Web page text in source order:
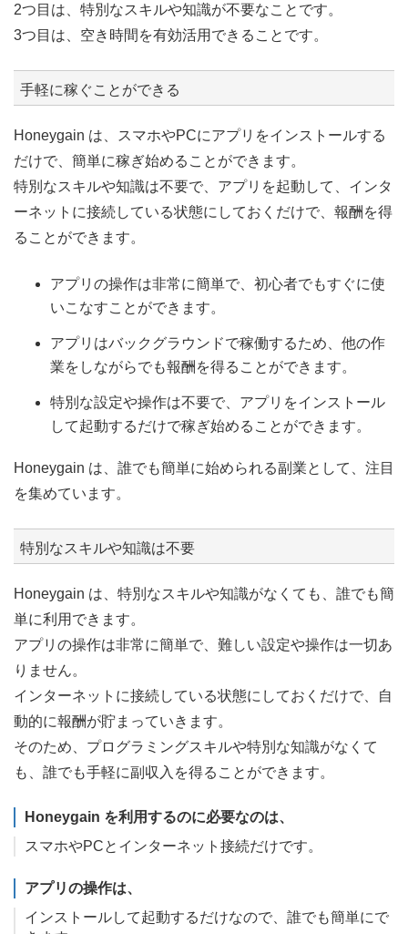
2つ目は、特別なスキルや知識が不要なことです。
3つ目は、空き時間を有効活用できることです。
手軽に稼ぐことができる
Honeygain は、スマホやPCにアプリをインストールする
だけで、簡単に稼ぎ始めることができます。
特別なスキルや知識は不要で、アプリを起動して、インタ
ーネットに接続している状態にしておくだけで、報酬を得
ることができます。
アプリの操作は非常に簡単で、初心者でもすぐに使
いこなすことができます。
アプリはバックグラウンドで稼働するため、他の作
業をしながらでも報酬を得ることができます。
特別な設定や操作は不要で、アプリをインストール
して起動するだけで稼ぎ始めることができます。
Honeygain は、誰でも簡単に始められる副業として、注目
を集めています。
特別なスキルや知識は不要
Honeygain は、特別なスキルや知識がなくても、誰でも簡
単に利用できます。
アプリの操作は非常に簡単で、難しい設定や操作は一切あ
りません。
インターネットに接続している状態にしておくだけで、自
動的に報酬が貯まっていきます。
そのため、プログラミングスキルや特別な知識がなくて
も、誰でも手軽に副収入を得ることができます。
Honeygain を利用するのに必要なのは、
スマホやPCとインターネット接続だけです。
アプリの操作は、
インストールして起動するだけなので、誰でも簡単にで